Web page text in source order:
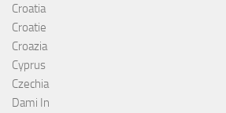
Croatia
Croatie
Croazia
Cyprus
Czechia
Dami In